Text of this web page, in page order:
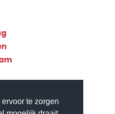
te zorgen